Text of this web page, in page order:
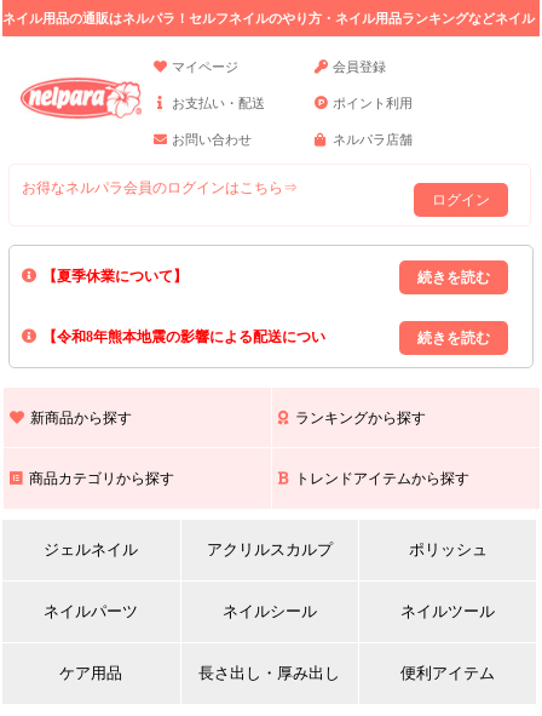
ネイル用品の通販はネルパラ！セルフネイルのやり方・ネイル用品ランキングなどネイル
マイページ
会員登録
お支払い・配送 ポイント利用
お問い合わせ ネルパラ店舗
お得なネルパラ会員のログインはこちら⇒
ログイン
【夏季休業について】
8/13(木)～8/16(日)の間｢出荷業務・お問い合わせ業務｣はお休みいたしま
上記期間中のご注文・お問い合わせは8/17(月)以降の対応となりますので
【令和8年熊本地震の影響による配送につい
また､ 九州全域でお荷物のお届けに遅延が生じております｡
新商品から探す ランキングから探す
商品カテゴリから探す トレンドアイテムから探す
ジェルネイル アクリルスカルプ ポリッシュ
ネイルパーツ ネイルシール ネイルツール
ケア用品 長さ出し・厚み出し 便利アイテム